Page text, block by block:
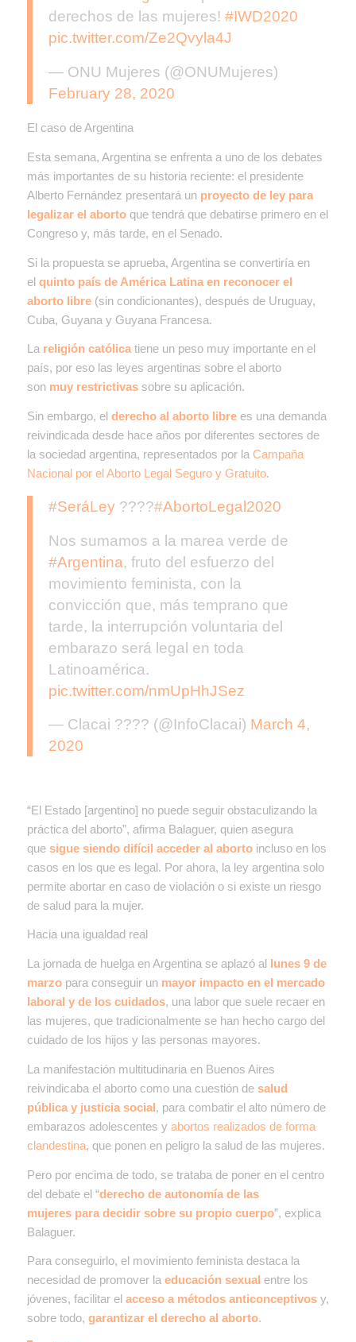
derechos de las mujeres! #IWD2020
pic.twitter.com/Ze2Qvyla4J
— ONU Mujeres (@ONUMujeres)
February 28, 2020
El caso de Argentina
Esta semana, Argentina se enfrenta a uno de los debates
más importantes de su historia reciente: el presidente
Alberto Fernández presentará unproyecto de ley para
legalizar el abortoque tendrá que debatirse primero en el
Congreso y, más tarde, en el Senado.
Si la propuesta se aprueba, Argentina se convertiría en
el quinto país de América Latina en reconocer el
aborto libre (sin condicionantes), después de Uruguay,
Cuba, Guyana y Guyana Francesa.
Lareligión católicatiene un peso muy importante en el
país, por eso las leyes argentinas sobre el aborto
sonmuy restrictivassobre su aplicación.
Sin embargo, el derecho al aborto libre es una demanda
reivindicada desde hace años por diferentes sectores de
la sociedad argentina, representados por la Campaña
Nacional por el Aborto Legal Seguro y Gratuito.
#SeráLey????#AbortoLegal2020
Nos sumamos a la marea verde de
#Argentina, fruto del esfuerzo del
movimiento feminista, con la
convicción que, más temprano que
tarde, la interrupción voluntaria del
embarazo será legal en toda
Latinoamérica.
pic.twitter.com/nmUpHhJSez
— Clacai ???? (@InfoClacai) March 4,
2020
“El Estado [argentino] no puede seguir obstaculizando la
práctica del aborto”, afirma Balaguer, quien asegura
que sigue siendo difícil acceder al aborto incluso en los
casos en los que es legal. Por ahora, la ley argentina solo
permite abortar en caso de violación o si existe un riesgo
de salud para la mujer.
Hacia una igualdad real
La jornada de huelga en Argentina se aplazó allunes 9 de
marzopara conseguir unmayor impacto en el mercado
laboral y de los cuidados, una labor que suele recaer en
las mujeres, que tradicionalmente se han hecho cargo del
cuidado de los hijos y las personas mayores.
La manifestación multitudinaria en Buenos Aires
reivindicaba el aborto como una cuestión de salud
pública y justicia social, para combatir el alto número de
embarazos adolescentes y abortos realizados de forma
clandestina, que ponen en peligro la salud de las mujeres.
Pero por encima de todo, se trataba de poner en el centro
del debate el “derecho de autonomía de las
mujeres para decidir sobre su propio cuerpo”, explica
Balaguer.
Para conseguirlo, el movimiento feminista destaca la
necesidad de promover la educación sexual entre los
jóvenes, facilitar elacceso a métodos anticonceptivosy,
sobre todo, garantizar el derecho al aborto.